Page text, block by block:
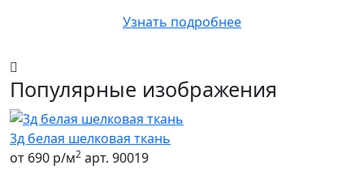
Узнать подробнее
Популярные изображения
3д белая шелковая ткань
от 690 р/м2 арт. 90019